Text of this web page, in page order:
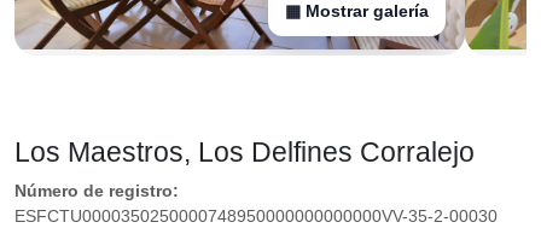
▦ Mostrar galería
Los Maestros, Los Delfines Corralejo
Número de registro:
ESFCTU0000350250000748950000000000000VV-35-2-00030